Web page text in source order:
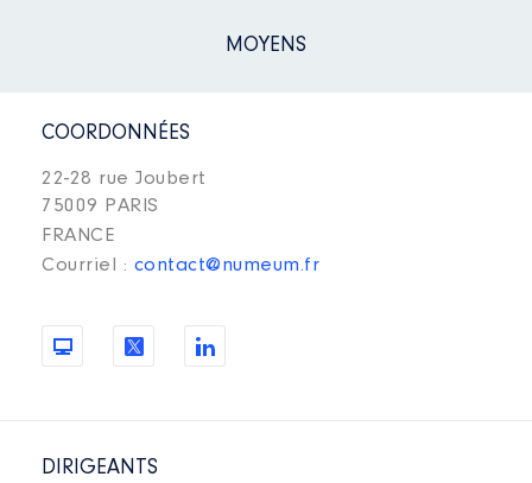
MOYENS
COORDONNÉES
22-28 rue Joubert
75009 PARIS
FRANCE
Courriel : contact@numeum.fr
DIRIGEANTS